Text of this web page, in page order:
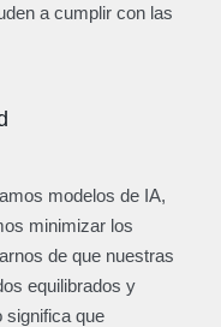
a cumplir con las
modelos de IA,
minimizar los
de que nuestras
equilibrados y
significa que